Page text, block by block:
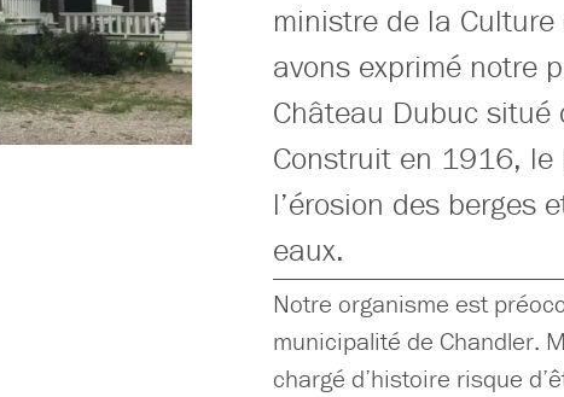
ministre de la
avons exprimé notre
Château Dubuc
Construit en 1916,
l’érosion des berges
eaux.
Notre organisme est
municipalité de Chandler.
chargé d’histoire risque